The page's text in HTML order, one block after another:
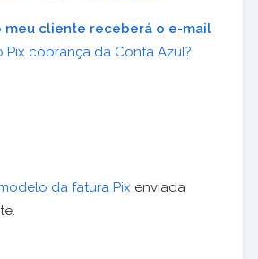
meu cliente receberá o e-mail
Pix cobrança da Conta Azul?
da fatura Pix enviada